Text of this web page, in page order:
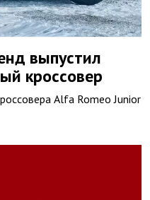
выпустил
кроссовер
Alfa Romeo Junior